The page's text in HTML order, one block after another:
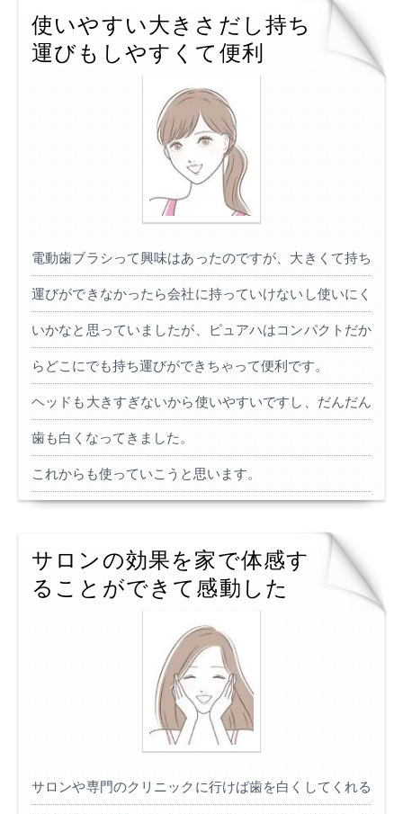
使いやすい大きさだし持ち
運びもしやすくて便利
電動歯ブラシって興味はあったのですが、大きくて持ち
運びができなかったら会社に持っていけないし使いにく
いかなと思っていましたが、ピュアハはコンパクトだか
らどこにでも持ち運びができちゃって便利です。
ヘッドも大きすぎないから使いやすいですし、だんだん
歯も白くなってきました。
これからも使っていこうと思います。
サロンの効果を家で体感す
ることができて感動した
サロンや専門のクリニックに行けば歯を白くしてくれる